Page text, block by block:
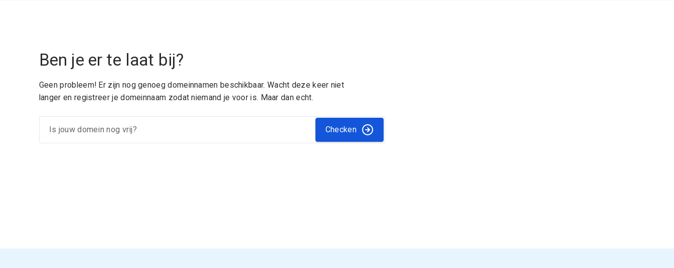
Ben je er te laat bij?
Geen probleem! Er zijn nog genoeg domeinnamen beschikbaar. Wacht deze keer niet
langer en registreer je domeinnaam zodat niemand je voor is. Maar dan echt.
Checken